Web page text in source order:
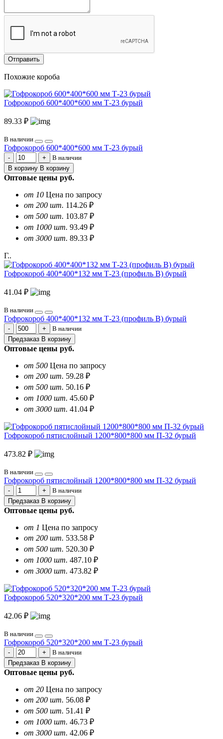
Отправить
Похожие короба
Гофрокороб 600*400*600 мм Т-23 бурый
89.33 ₽
В наличии
Гофрокороб 600*400*600 мм Т-23 бурый
В наличии
В корзину В корзину
Оптовые цены руб.
от 10 Цена по запросу
от 200 шт. 114.26 ₽
от 500 шт. 103.87 ₽
от 1000 шт. 93.49 ₽
от 3000 шт. 89.33 ₽
Г..
Гофрокороб 400*400*132 мм Т-23 (профиль B) бурый
41.04 ₽
В наличии
Гофрокороб 400*400*132 мм Т-23 (профиль B) бурый
В наличии
Предзаказ В корзину
Оптовые цены руб.
от 500 Цена по запросу
от 200 шт. 59.28 ₽
от 500 шт. 50.16 ₽
от 1000 шт. 45.60 ₽
от 3000 шт. 41.04 ₽
Гофрокороб пятислойный 1200*800*800 мм П-32 бурый
473.82 ₽
В наличии
Гофрокороб пятислойный 1200*800*800 мм П-32 бурый
В наличии
Предзаказ В корзину
Оптовые цены руб.
от 1 Цена по запросу
от 200 шт. 533.58 ₽
от 500 шт. 520.30 ₽
от 1000 шт. 487.10 ₽
от 3000 шт. 473.82 ₽
Гофрокороб 520*320*200 мм Т-23 бурый
42.06 ₽
В наличии
Гофрокороб 520*320*200 мм Т-23 бурый
В наличии
Предзаказ В корзину
Оптовые цены руб.
от 20 Цена по запросу
от 200 шт. 56.08 ₽
от 500 шт. 51.41 ₽
от 1000 шт. 46.73 ₽
от 3000 шт. 42.06 ₽